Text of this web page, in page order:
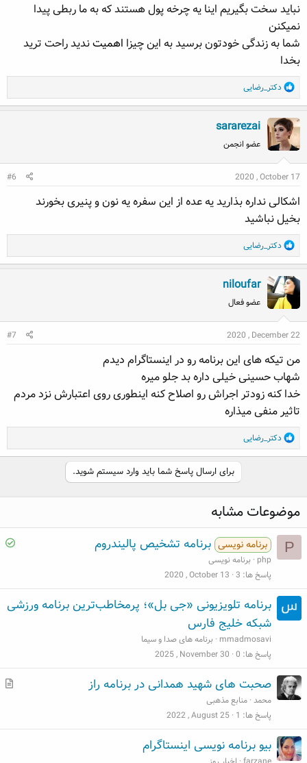
:
نباید سخت بگیریم اینا یه چرخه پول هستند که به ما ربطی پیدا
نمیکنن
شما به زندگی خودتون برسید به این چیزا اهمیتندید راحت ترید
بخدا
R
e
c
t
i
n
:
دکتر_رضایی
sararezai
عضو انجمن
2020 , October 17
#6
اشکالی نداره بذارید یه عده از این سفره یه نون و پنیری بخورند
بخیل نباشید
R
e
c
t
i
n
:
دکتر_رضایی
niloufar
عضو فعال
2020 , December 22
#7
من تیکه های این برنامه رو در اینستاگرام دیدم
شهاب حسینی خیلی داره بد جلو میره
خدا کنه زودتر اجراش رو اصلاح کنه اینطوری روی اعتبارش نزد مردم
تاثیر منفی میذاره
R
e
o
n
دکتر_رضایی
برای ارسال پاسخ شما باید وارد سیستم شوید.
موضوعات مشابه
P
S
برنامه نویسی برنامه تشخیص پالیندروم
php برنامه نویسی
پاسخ ها 3
2020 , October 13
برنامه تلویزیونی «جی بل»؛ پرمخاطب‌ترین برنامه ورزشی
شبکه خلیج فارس
mmadmosavi برنامه های صدا و سیما
پاسخ ها 0
2025 , November 30
م
صحبت های شهید همدانی در برنامه راز
محمد منابع مذهبی
پاسخ ها 1
2022 , August 25
بیو برنامه نویسی اینستاگرام